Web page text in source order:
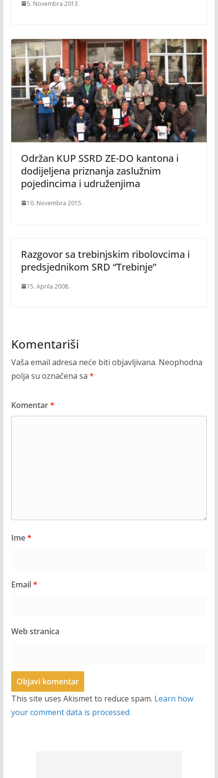
5. Novembra 2013.
Održan KUP SSRD ZE-DO kantona i
dodijeljena priznanja zaslužnim
pojedincima i udruženjima
10. Novembra 2015.
Razgovor sa trebinjskim ribolovcima i
predsjednikom SRD “Trebinje”
15. Aprila 2008.
Komentariši
Vaša email adresa neće biti objavljivana. Neophodna
polja su označena sa *
Komentar*
Ime*
Email*
Web stranica
This site uses Akismet to reduce spam. Learn how
your comment data is processed.